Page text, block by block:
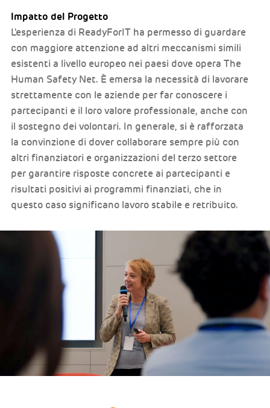
Impatto del Progetto
L'esperienza di ReadyForIT ha permesso di guardare
con maggiore attenzione ad altri meccanismi simili
esistenti a livello europeo nei paesi dove opera The
Human Safety Net. È emersa la necessità di lavorare
strettamente con le aziende per far conoscere i
partecipanti e il loro valore professionale, anche con
il sostegno dei volontari. In generale, si è rafforzata
la convinzione di dover collaborare sempre più con
altri finanziatori e organizzazioni del terzo settore
per garantire risposte concrete ai partecipanti e
risultati positivi ai programmi finanziati, che in
questo caso significano lavoro stabile e retribuito.